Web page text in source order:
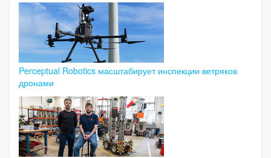
Perceptual Robotics масштабирует инспекции ветряков
дронами